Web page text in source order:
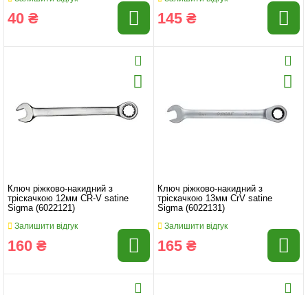
40 ₴ 145 ₴
Ключ ріжково-накидний з
тріскачкою 12мм CR-V satine
Sigma (6022121)
Залишити відгук
160 ₴
Ключ ріжково-накидний з
тріскачкою 13мм CrV satine
Sigma (6022131)
Залишити відгук
165 ₴